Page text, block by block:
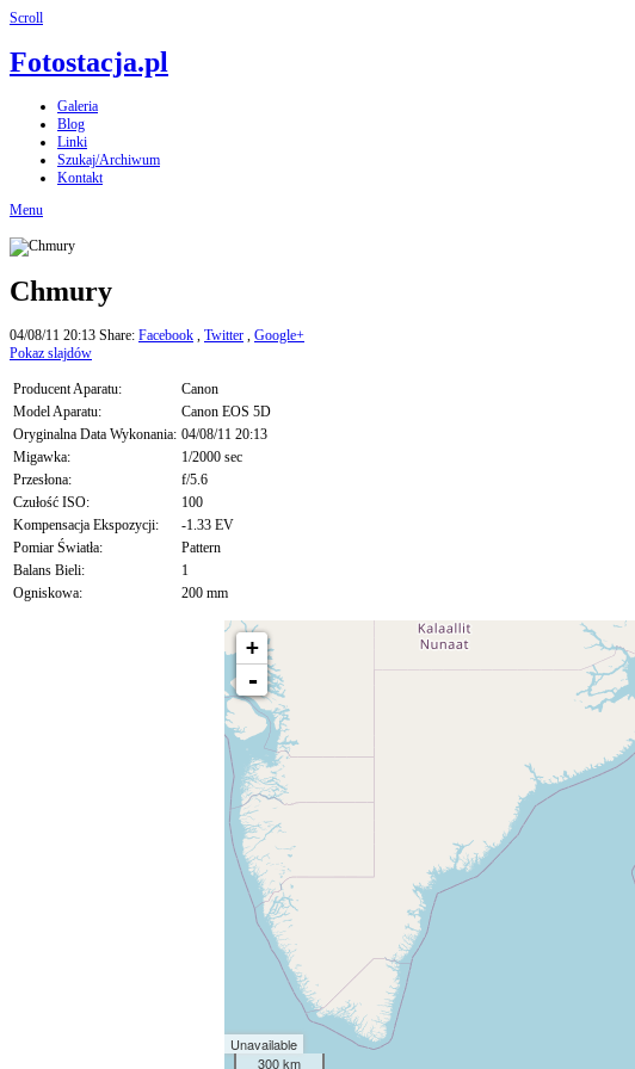
Scroll
Fotostacja.pl
Galeria
Blog
Linki
Szukaj/Archiwum
Kontakt
Menu
Chmury
04/08/11 20:13 Share: Facebook , Twitter , Google+
Pokaz slajdów
Producent Aparatu:
Canon
Model Aparatu:
Canon EOS 5D
Oryginalna Data Wykonania: 04/08/11 20:13
Migawka:
1/2000 sec
Przesłona:
f/5.6
Czułość ISO:
100
Kompensacja Ekspozycji:
-1.33 EV
Pomiar Światła:
Pattern
Balans Bieli:
1
Ogniskowa:
200 mm
+
-
Unavailable
300 km